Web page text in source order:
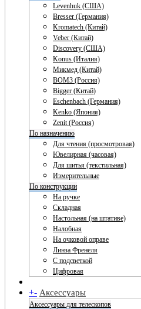
Levenhuk (США)
Bresser (Германия)
Kromatech (Китай)
Veber (Китай)
Discovery (США)
Konus (Италия)
Микмед (Китай)
ВОМЗ (Россия)
Bigger (Китай)
Eschenbach (Германия)
Kenko (Япония)
Zenit (Россия)
По назначению
Для чтения (просмотровая)
Ювелирная (часовая)
Для шитья (текстильная)
Измерительные
По конструкции
На ручке
Складная
Настольная (на штативе)
Налобная
На очковой оправе
Линза Френеля
С подсветкой
Цифровая
+- Аксессуары
Аксессуары для телескопов